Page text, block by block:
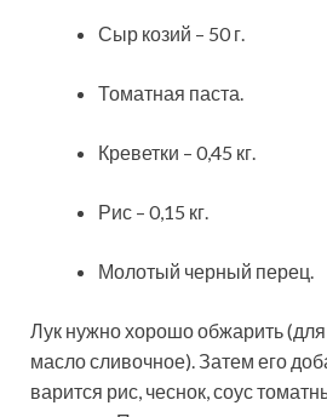
Сыр козий – 50 г.
Томатная паста.
Креветки – 0,45 кг.
Рис – 0,15 кг.
Молотый черный перец.
Лук нужно хорошо обжарить (для
масло сливочное). Затем его
варится рис, чеснок, соус